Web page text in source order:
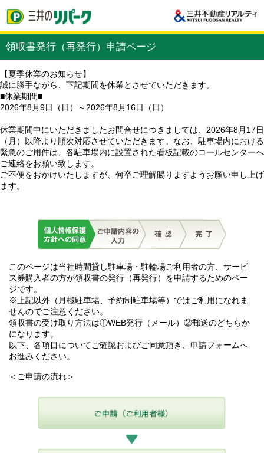
領収書発行（再発行）申請ページ
【夏季休業のお知らせ】
誠に勝手ながら、下記期間を休業とさせていただきます。
■休業期間■
2026年8月9日（日）～2026年8月16日（日）
休業期間中にいただきましたお問合せにつきましては、2026年8月17日
（月）以降より順次対応させていただきます。なお、駐車場内における
緊急のご用件は、各駐車場内に設置された看板記載のコールセンターへ
ご連絡をお願い致します。
ご不便をおかけいたしますが、何卒ご理解賜りますようお願い申し上げ
ます。
このページは当社時間貸し駐車場・駐輪場ご利用者の方、サービ
ス券購入者の方が領収書の発行（再発行）を申請するためのペー
ジです。
※上記以外（月極駐車場、予約制駐車場等）ではご利用になれま
せんのでご注意ください。
領収書の受け取り方法は①WEB発行（メール）②郵送のどちらか
になります。
以下、各項目についてご確認およびご同意頂き、申請フォームへ
お進みください。
＜ご申請の流れ＞